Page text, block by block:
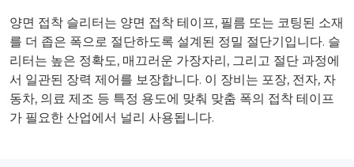
양면 접착 슬리터는 양면 접착 테이프, 필름 또는 코팅된 소재
를 더 좁은 폭으로 절단하도록 설계된 정밀 절단기입니다. 슬
리터는 높은 정확도, 매끄러운 가장자리, 그리고 절단 과정에
서 일관된 장력 제어를 보장합니다. 이 장비는 포장, 전자, 자
동차, 의료 제조 등 특정 용도에 맞춰 맞춤 폭의 접착 테이프
가 필요한 산업에서 널리 사용됩니다.